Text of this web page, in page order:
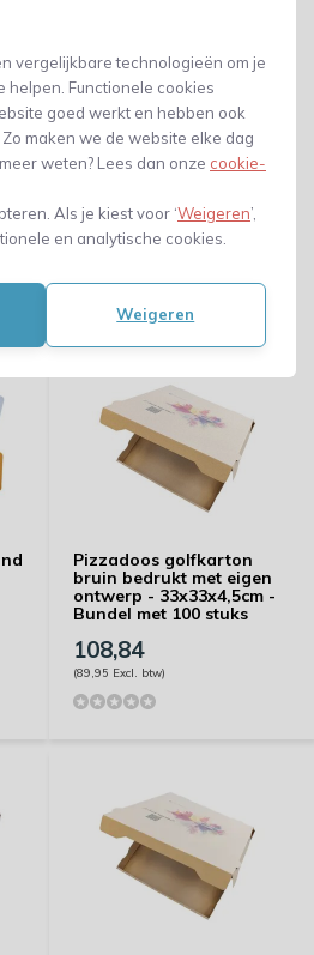
vergelijkbare technologieën om je
helpen. Functionele cookies
goed werkt en hebben ook
maken we de website elke dag
weten? Lees dan onze cookie-
Als je kiest voor ‘Weigeren’,
en analytische cookies.
Weigeren
Pizzadoos golfkarton
bruin bedrukt met eigen
ontwerp - 33x33x4,5cm -
Bundel met 100 stuks
108,84
(89,95 Excl. btw)